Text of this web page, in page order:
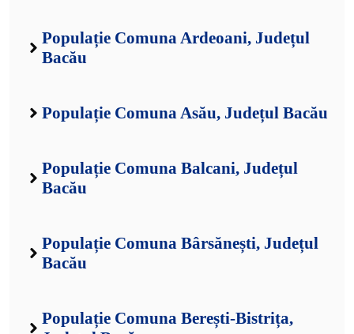
Populație Comuna Ardeoani, Județul
Bacău
Populație Comuna Asău, Județul Bacău
Populație Comuna Balcani, Județul
Bacău
Populație Comuna Bârsănești, Județul
Bacău
Populație Comuna Berești-Bistrița,